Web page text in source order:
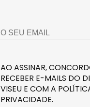
AO ASSINAR,
RECEBER E-MAILS DO
VISEU E COM A
PRIVACIDADE.